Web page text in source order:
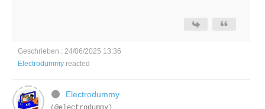
Geschrieben : 24/06/2025 13:36
Electrodummy reacted
Electrodummy